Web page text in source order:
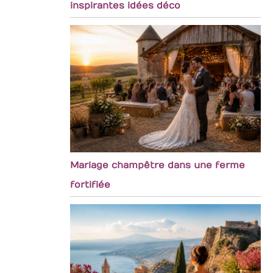
inspirantes idées déco
Mariage champêtre dans une ferme
fortifiée